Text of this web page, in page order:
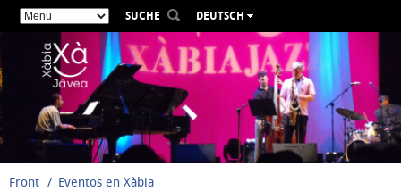
SUCHE
DEUTSCH
ESPAÑOL
VALENCIÀ
FRANÇAIS
РУССКИЙ
Front Eventos en Xàbia